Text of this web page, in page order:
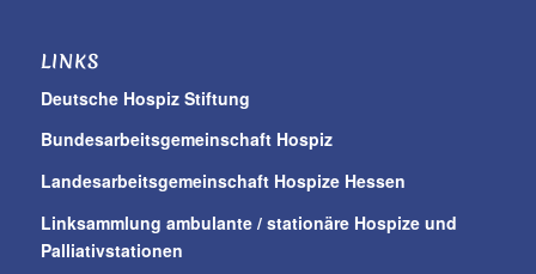
LINKS
Deutsche Hospiz Stiftung
Bundesarbeitsgemeinschaft Hospiz
Landesarbeitsgemeinschaft Hospize Hessen
Linksammlung ambulante / stationäre Hospize und
Palliativstationen